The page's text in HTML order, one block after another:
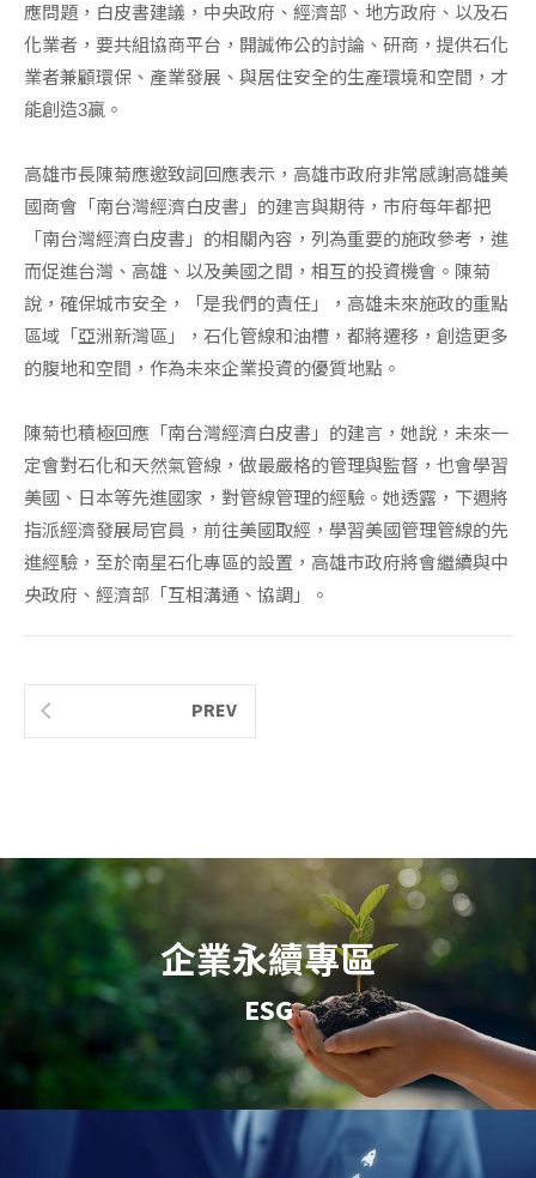
應問題，白皮書建議，中央政府、經濟部、地方政府、以及石
化業者，要共組協商平台，開誠佈公的討論、研商，提供石化
業者兼顧環保、產業發展、與居住安全的生產環境和空間，才
能創造3贏。
高雄市長陳菊應邀致詞回應表示，高雄市政府非常感謝高雄美
國商會「南台灣經濟白皮書」的建言與期待，市府每年都把
「南台灣經濟白皮書」的相關內容，列為重要的施政參考，進
而促進台灣、高雄、以及美國之間，相互的投資機會。陳菊
說，確保城市安全，「是我們的責任」，高雄未來施政的重點
區域「亞洲新灣區」，石化管線和油槽，都將遷移，創造更多
的腹地和空間，作為未來企業投資的優質地點。
陳菊也積極回應「南台灣經濟白皮書」的建言，她說，未來一
定會對石化和天然氣管線，做最嚴格的管理與監督，也會學習
美國、日本等先進國家，對管線管理的經驗。她透露，下週將
指派經濟發展局官員，前往美國取經，學習美國管理管線的先
進經驗，至於南星石化專區的設置，高雄市政府將會繼續與中
央政府、經濟部「互相溝通、協調」。
PREV
企業永續專區
ESG